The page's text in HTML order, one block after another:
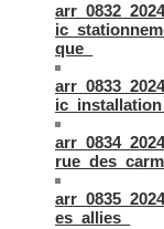
que_
es_allies_